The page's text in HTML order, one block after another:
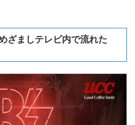
ざましテレビ内で流れた